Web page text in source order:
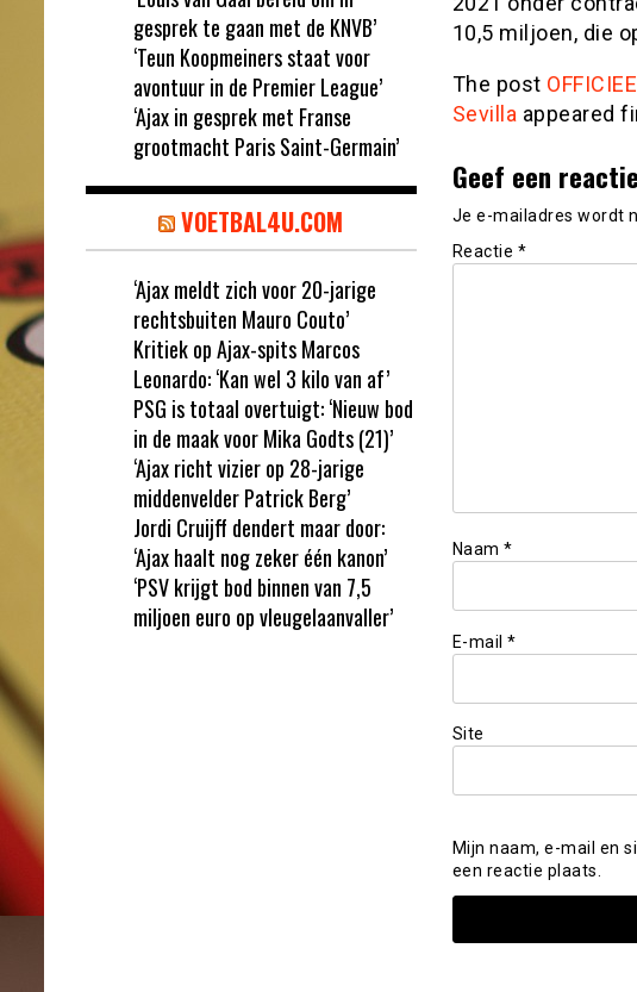
10,5 miljoen, die
The post
Sevilla appeared
Geef een reactie
Je e-mailadres wordt
Reactie *
Naam *
E-mail *
Site
Mijn naam, e-mail en
een reactie plaats.
gesprek te gaan met de KNVB’
‘Teun Koopmeiners staat voor
avontuur in de Premier League’
‘Ajax in gesprek met Franse
grootmacht Paris Saint-Germain’
VOETBAL4U.COM
‘Ajax meldt zich voor 20-jarige
rechtsbuiten Mauro Couto’
Kritiek op Ajax-spits Marcos
Leonardo: ‘Kan wel 3 kilo van af’
PSG is totaal overtuigt: ‘Nieuw bod
in de maak voor Mika Godts (21)’
‘Ajax richt vizier op 28-jarige
middenvelder Patrick Berg’
Jordi Cruijff dendert maar door:
‘Ajax haalt nog zeker één kanon’
‘PSV krijgt bod binnen van 7,5
miljoen euro op vleugelaanvaller’